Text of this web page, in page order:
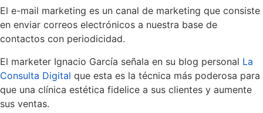
El e-mail marketing es un canal de marketing que consiste
en enviar correos electrónicos a nuestra base de
contactos con periodicidad.
El marketer Ignacio García señala en su blog personal La
Consulta Digital que esta es la técnica más poderosa para
que una clínica estética fidelice a sus clientes y aumente
sus ventas.